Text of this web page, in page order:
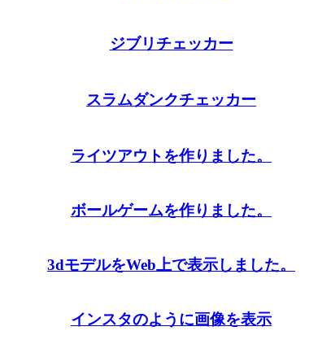
ジブリチェッカー
スラムダンクチェッカー
ライツアウトを作りました。
ボールゲームを作りました。
3dモデルをWeb上で表示しました。
インスタのように画像を表示